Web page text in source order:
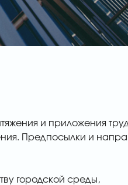
и приложения
Предпосылки и
городской среды,